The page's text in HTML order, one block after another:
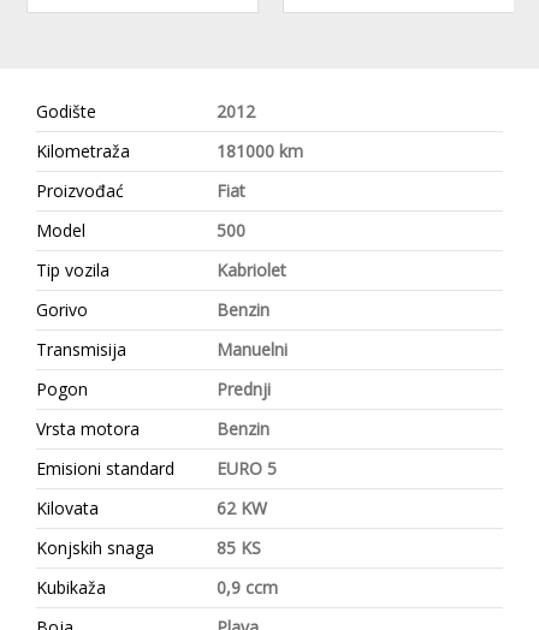
Godište
2012
Kilometraža
181000 km
Proizvođać
Fiat
Model
500
Tip vozila
Kabriolet
Gorivo
Benzin
Transmisija
Manuelni
Pogon
Prednji
Vrsta motora
Benzin
Emisioni standard
EURO 5
Kilovata
62 KW
Konjskih snaga
85 KS
Kubikaža
0,9 ccm